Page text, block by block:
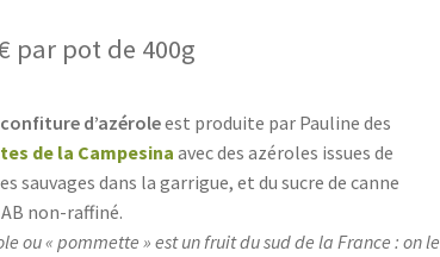
par pot de 400g
confiture d’azéroleest produite par Pauline ​des
de la Campesina avec des azéroles issues de
sauvages dans la garrigue, et du sucre de canne
non-raffiné.
ou « pommette » est un fruit du sud de la France : on le